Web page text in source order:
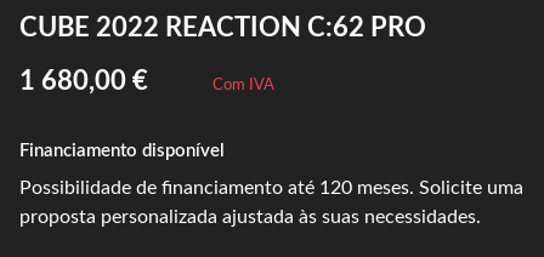
CUBE 2022 REACTION C:62 PRO
1 680,00 €
Com IVA
Financiamento disponível
Possibilidade de financiamento até 120 meses. Solicite uma
proposta personalizada ajustada às suas necessidades.